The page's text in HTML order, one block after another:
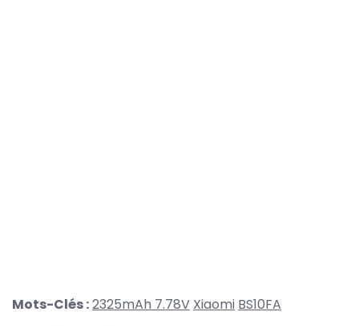
Mots-Clés :2325mAh 7.78V Xiaomi BS10FA